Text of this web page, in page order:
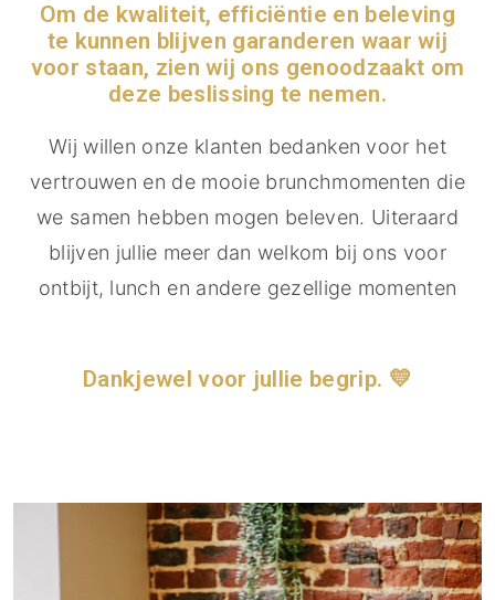
Om de kwaliteit, efficiëntie en beleving
te kunnen blijven garanderen waar wij
voor staan, zien wij ons genoodzaakt om
deze beslissing te nemen.
Wij willen onze klanten bedanken voor het
vertrouwen en de mooie brunchmomenten die
we samen hebben mogen beleven. Uiteraard
blijven jullie meer dan welkom bij ons voor
ontbijt, lunch en andere gezellige momenten
Dankjewel voor jullie begrip. 💛